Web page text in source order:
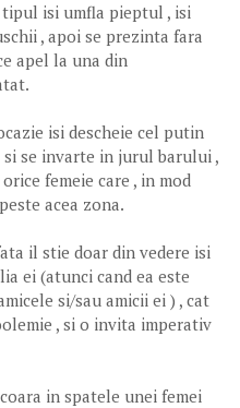
isi umfla pieptul , isi
, apoi se prezinta fara
apel la una din
isi descheie cel putin
se invarte in jurul barului ,
femeie care , in mod
acea zona.
il stie doar din vedere isi
ei (atunci cand ea este
si/sau amicii ei ) , cat
, si o invita imperativ
in spatele unei femei